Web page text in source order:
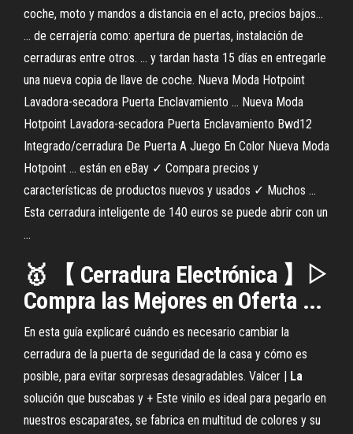
coche, moto y mandos a distancia en el acto, precios bajos...
... de cerrajería como: apertura de puertas, instalación de
cerraduras entre otros. ... y tardan hasta 15 días en entregarle
una nueva copia de llave de coche. Nueva Moda Hotpoint
Lavadora-secadora Puerta Enclavamiento ... Nueva Moda
Hotpoint Lavadora-secadora Puerta Enclavamiento Bwd12
Integrado/cerradura De Puerta A Juego En Color Nueva Moda
Hotpoint ... están en eBay ✓ Compara precios y
características de productos nuevos y usados ✓ Muchos ...
Esta cerradura inteligente de 140 euros se puede abrir con un
...
🥇 【 Cerradura Electrónica 】▷
Compra las Mejores en Oferta ...
En esta guía explicaré cuándo es necesario cambiar la
cerradura de la puerta de seguridad de la casa y cómo es
posible, para evitar sorpresas desagradables. Valcer | La
solución que buscabas y + Este vinilo es ideal para pegarlo en
nuestros escaparates, se fabrica en multitud de colores y su